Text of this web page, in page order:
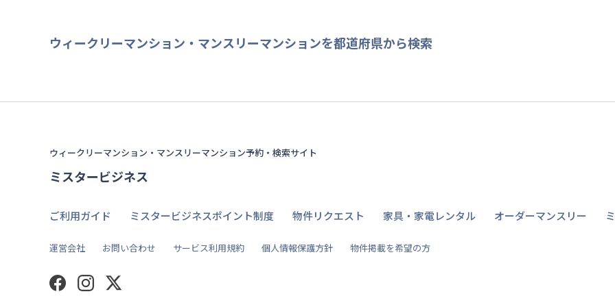
ウィークリーマンション・マンスリーマンションを都道府県から検索
ウィークリーマンション・マンスリーマンション予約・検索サイト
ミスタービジネス
ご利用ガイド ミスタービジネスポイント制度 物件リクエスト 家具・家電レンタル オーダーマンスリー
運営会社 お問い合わせ サービス利用規約 個人情報保護方針 物件掲載を希望の方
FacebookInstagramTwitter